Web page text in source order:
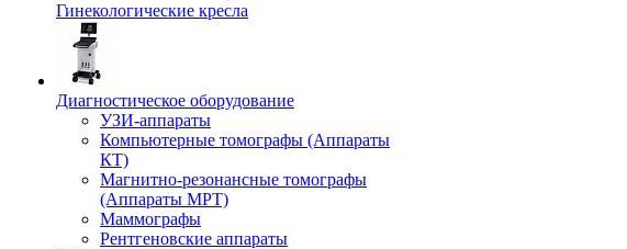
Гинекологические кресла
Диагностическое оборудование
УЗИ-аппараты
Компьютерные томографы (Аппараты
КТ)
Магнитно-резонансные томографы
(Аппараты МРТ)
Маммографы
Рентгеновские аппараты